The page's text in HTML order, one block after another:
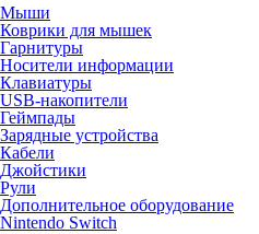
Мыши
Коврики для мышек
Гарнитуры
Носители информации
Клавиатуры
USB-накопители
Геймпады
Зарядные устройства
Кабели
Джойстики
Рули
Дополнительное оборудование
Nintendo Switch